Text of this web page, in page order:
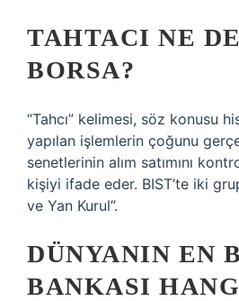
TAHTACI NE
BORSA?
“Tahcı” kelimesi, söz konusu
yapılan işlemlerin çoğunu
senetlerinin alım satımını
kişiyi ifade eder. BIST’te iki
ve Yan Kurul”.
DÜNYANIN EN
BANKASI